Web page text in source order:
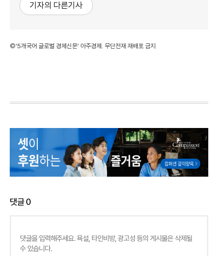
기자의 다른기사
©'5개국어 글로벌 경제신문' 아주경제. 무단전재·재배포 금지
댓글0